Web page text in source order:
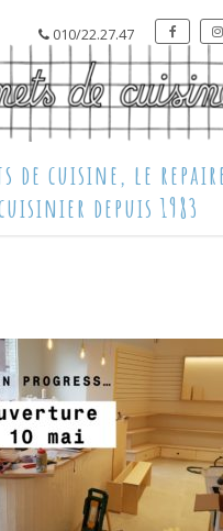
010/22.27.47
de cuisine, le
depuis 1983